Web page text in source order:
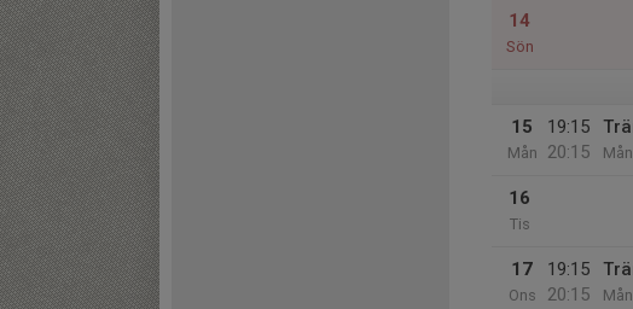
14
Sön
15
Mån
19:15
20:15
16
Tis
17
Ons
19:15
20:15